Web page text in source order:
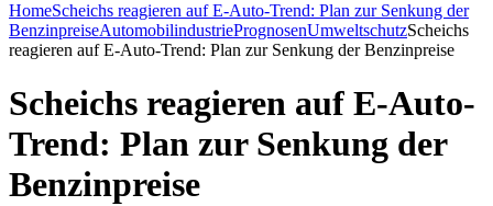
HomeScheichs reagieren auf E-Auto-Trend: Plan zur Senkung der
BenzinpreiseAutomobilindustriePrognosenUmweltschutzScheichs
reagieren auf E-Auto-Trend: Plan zur Senkung der Benzinpreise
Scheichs reagieren auf E-Auto-
Trend: Plan zur Senkung der
Benzinpreise